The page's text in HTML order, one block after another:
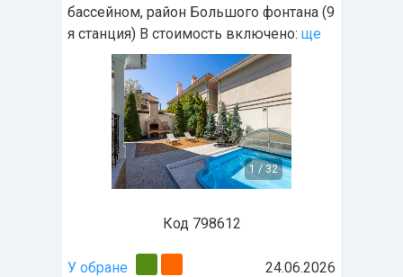
бассейном, район Большого фонтана (9
я станция) В стоимость включено: ще
1/ 32
Код 798612
У обране 24.06.2026